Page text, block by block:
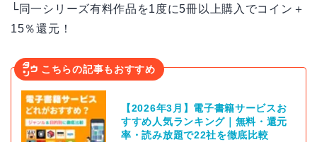
└同一シリーズ有料作品を1度に5冊以上購入でコイン＋
15％還元！
こちらの記事もおすすめ
【2026年3月】電子書籍サービスお
すすめ人気ランキング｜無料・還元
率・読み放題で22社を徹底比較